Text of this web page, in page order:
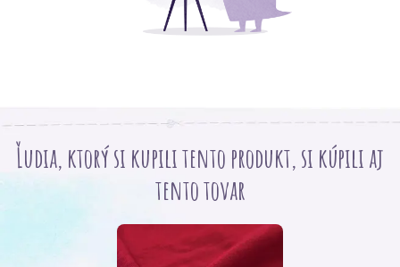
Ľudia, ktorý si kupili tento produkt, si kúpili aj
tento tovar